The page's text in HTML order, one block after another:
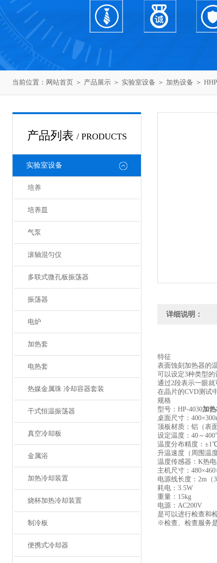
当前位置： 网站首页 ＞ 产品展示 ＞ 实验室设备 ＞ 加热设备 ＞
产品列表 / PRODUCTS
实验室设备
培养
培养皿
气泵
滚轴混匀仪
多联式微孔板振荡器
振荡器
电炉
加热套
电热套
热媒金属珠 冷却容器套装
干式恒温振荡器
真空冷却板
金属浴
加热冷却装置
烧杯加热冷却装置
制冷板
便携式冷却器
详细说明：
特征
表面蚀刻加热器的
可以设定3种类型的
通过2段表示一眼
在晶片的CVD测试
规格
型号：HP-4030加
桌面尺寸：
顶板材质：铝（表
设定温度：40～
温度分布精度：
升温速度（周围温
温度传感器：K热
主机尺寸：
电源线长度：2m（
耗电：3.5W
重量：15kg
电源：AC200V
是可以进行检查和
※检查、检查服务